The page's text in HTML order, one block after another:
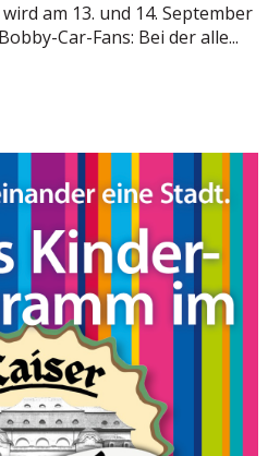
am 13. und 14. September
Car-Fans: Bei der alle...